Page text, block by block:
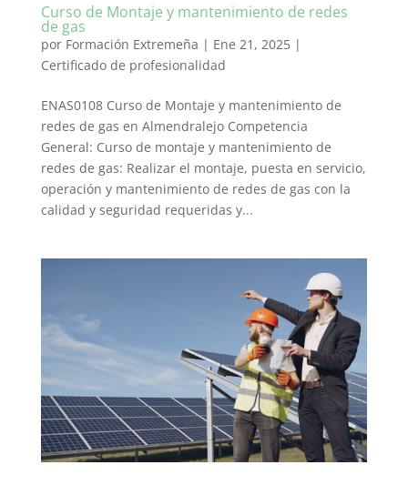
Curso de Montaje y mantenimiento de redes
de gas
por Formación Extremeña | Ene 21, 2025|
Certificado de profesionalidad
ENAS0108 Curso de Montaje y mantenimiento de
redes de gas en Almendralejo Competencia
General: Curso de montaje y mantenimiento de
redes de gas: Realizar el montaje, puesta en servicio,
operación y mantenimiento de redes de gas con la
calidad y seguridad requeridas y...